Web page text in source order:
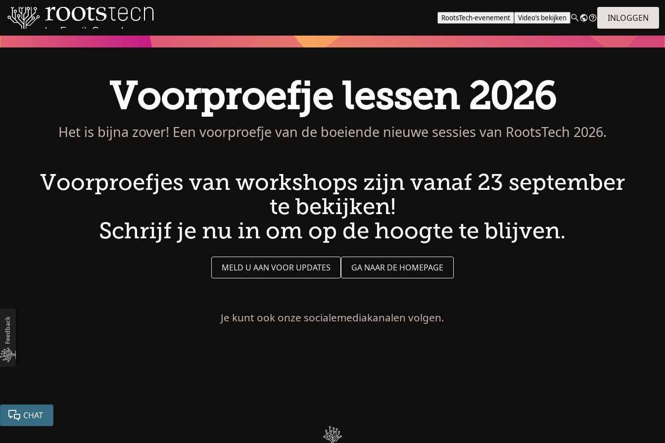
RootsTech-evenement Video’s bekijken INLOGGEN
Voorproefje lessen 2026
Het is bijna zover! Een voorproefje van de boeiende nieuwe sessies van RootsTech 2026.
Voorproefjes van workshops zijn vanaf 23 september
te bekijken!
Schrijf je nu in om op de hoogte te blijven.
MELD U AAN VOOR UPDATES GA NAAR DE HOMEPAGE
Je kunt ook onze socialemediakanalen volgen.
CHAT
Feedback